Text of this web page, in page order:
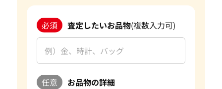
必須 査定したいお品物(複数入力可)
任意 お品物の詳細